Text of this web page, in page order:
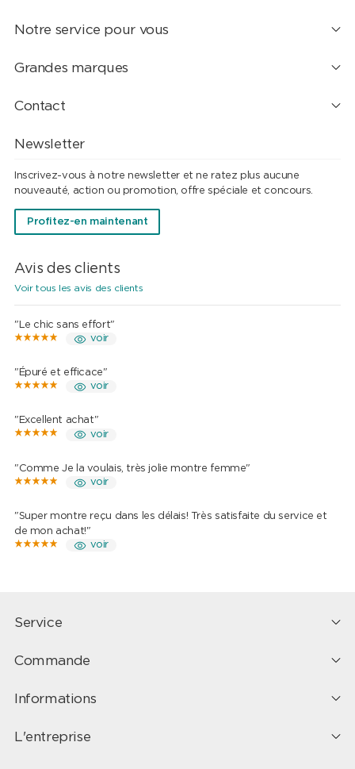
Notre service pour vous
Grandes marques
Contact
Newsletter
Inscrivez-vous à notre newsletter et ne ratez plus aucune
nouveauté, action ou promotion, offre spéciale et concours.
Profitez-en maintenant
Avis des clients
Voir tous les avis des clients
"Le chic sans effort"
voir
"Épuré et efficace"
voir
"Excellent achat"
voir
"Comme Je la voulais, très jolie montre femme"
voir
"Super montre reçu dans les délais! Très satisfaite du service et
de mon achat!"
voir
Service
Commande
Informations
L'entreprise